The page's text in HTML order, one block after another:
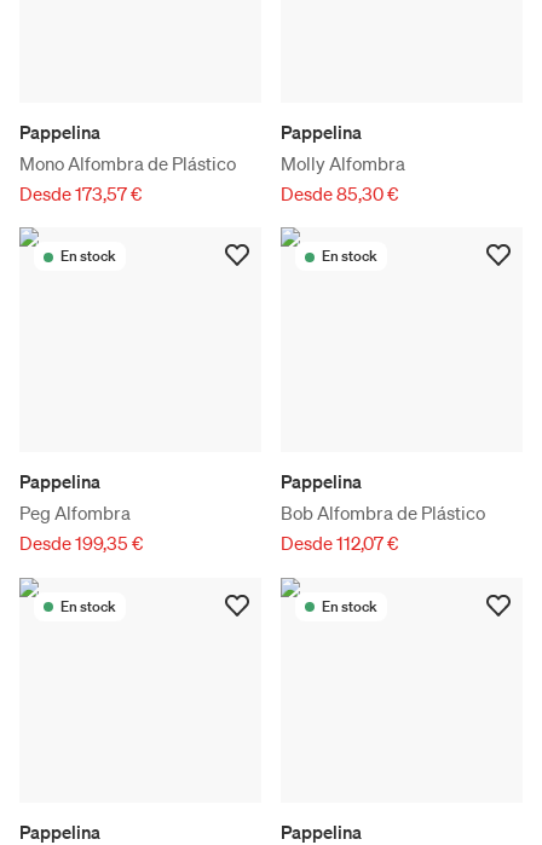
Pappelina
Mono Alfombra de Plástico
Desde 173,57 €
Pappelina
Molly Alfombra
Desde 85,30 €
En stock
Pappelina
Peg Alfombra
Desde 199,35 €
En stock
Pappelina
Bob Alfombra de Plástico
Desde 112,07 €
En stock
Pappelina
En stock
Pappelina